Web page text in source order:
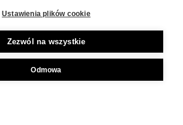
Ustawienia plików cookie
Zezwól na wszystkie
Odmowa